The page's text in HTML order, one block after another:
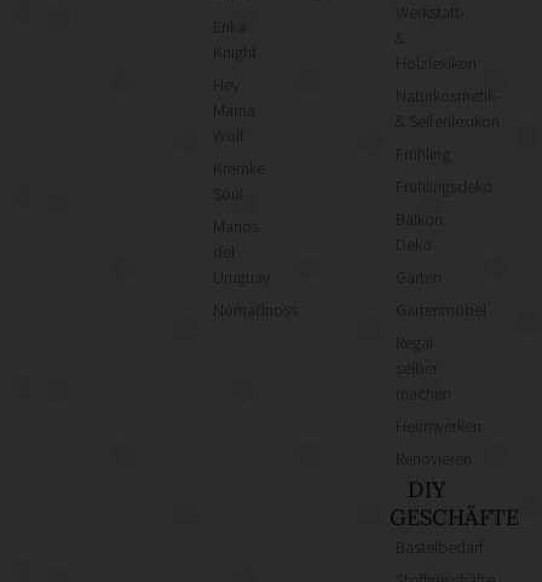
Knight
Mama
Wolf
Kremke
Manos
Uruguay
Nomadnoss
Werkstatt-
&
Holzlexikon
Naturkosmetik-
& Seifenlexikon
Frühling
Frühlingsdeko
Deko
Garten
Gartenmöbel
Regal
Heimwerken
DIY
GESCHÄFTE
Bastelbedarf